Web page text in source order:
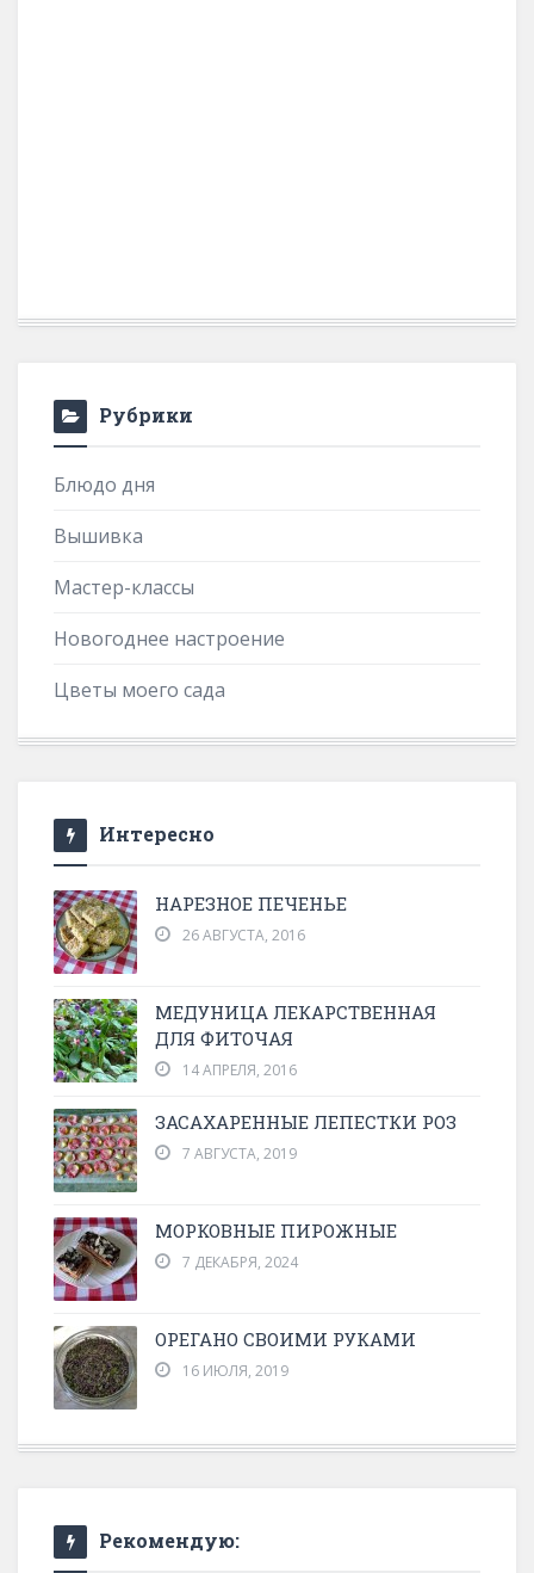
Рубрики
Блюдо дня
Вышивка
Мастер-классы
Новогоднее настроение
Цветы моего сада
Интересно
НАРЕЗНОЕ ПЕЧЕНЬЕ
26 АВГУСТА, 2016
МЕДУНИЦА ЛЕКАРСТВЕННАЯ
ДЛЯ ФИТОЧАЯ
14 АПРЕЛЯ, 2016
ЗАСАХАРЕННЫЕ ЛЕПЕСТКИ РОЗ
7 АВГУСТА, 2019
МОРКОВНЫЕ ПИРОЖНЫЕ
7 ДЕКАБРЯ, 2024
ОРЕГАНО СВОИМИ РУКАМИ
16 ИЮЛЯ, 2019
Рекомендую: